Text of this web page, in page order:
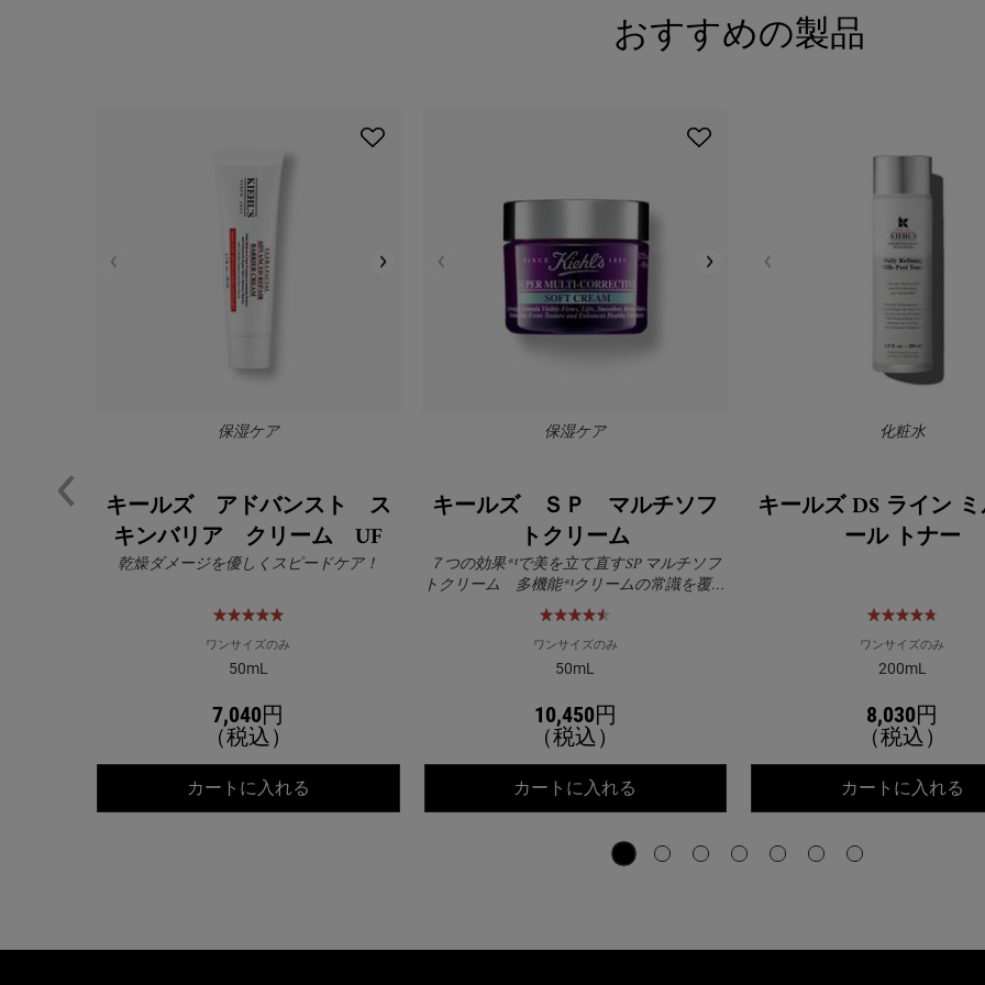
おすすめの製品
保湿ケア
キールズ アドバンスト ス
キンバリア クリーム UF
乾燥ダメージを優しくスピードケア！
ワンサイズのみ
50mL
7,040円
（税込）
カートに入れる キールズ アドバンスト スキンバリア クリーム UF
保湿ケア
キールズ ＳＰ マルチソフ
トクリーム
７つの効果*¹で美を立て直すSP マルチソフ
トクリーム 多機能*¹クリームの常識を覆す
軽やかさ！朝のメイク前のスキンケアもベ
タつかずに完成
ワンサイズのみ
50mL
10,450円
（税込）
カートに入れる キールズ ＳＰ マルチソフトクリーム
化粧水
キールズ DS ライン
ール トナー
ワンサイズのみ
200mL
8,030円
（税込）
カートに入れる